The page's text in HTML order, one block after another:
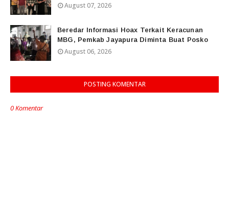
August 07, 2026
Beredar Informasi Hoax Terkait Keracunan
MBG, Pemkab Jayapura Diminta Buat Posko
August 06, 2026
POSTING KOMENTAR
0 Komentar